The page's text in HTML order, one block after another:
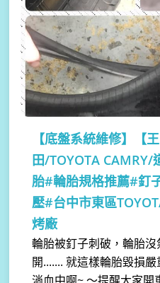
【底盤系統維修】
【
田/TOYOTA
胎#輪胎規格推薦#釘
壓#台中市東區
烤廠
輪胎被釘子刺破，輪胎
開....... 就這樣輪胎毀損